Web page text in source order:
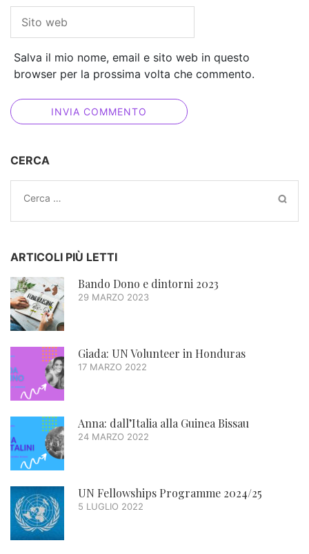
Salva il mio nome, email e sito web in questo
browser per la prossima volta che commento.
CERCA
ARTICOLI PIÙ LETTI
Bando Dono e dintorni 2023
29 MARZO 2023
Giada: UN Volunteer in Honduras
17 MARZO 2022
Anna: dall’Italia alla Guinea Bissau
24 MARZO 2022
UN Fellowships Programme 2024/25
5 LUGLIO 2022